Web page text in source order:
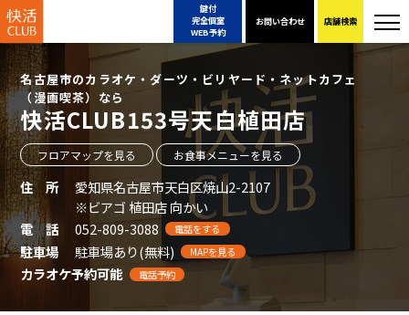
鍵付
完全個室
WEB予約
お問い合わせ 店舗検索
名古屋市のカラオケ・ダーツ・ビリヤード・ネットカフェ
（漫画喫茶）なら
快活CLUB153号天白植田店
フロアマップを見る お食事メニューを見る
住 所
愛知県名古屋市天白区焼山2-2107
※ビアゴ 植田店 向かい
電 話
052-809-3088 電話をする
駐車場 駐車場あり(無料) MAPを見る
カラオケ予約可能 電話予約